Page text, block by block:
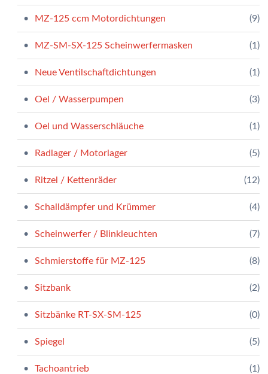
MZ-125 ccm Motordichtungen (9)
MZ-SM-SX-125 Scheinwerfermasken (1)
Neue Ventilschaftdichtungen (1)
Oel / Wasserpumpen (3)
Oel und Wasserschläuche (1)
Radlager / Motorlager (5)
Ritzel / Kettenräder (12)
Schalldämpfer und Krümmer (4)
Scheinwerfer / Blinkleuchten (7)
Schmierstoffe für MZ-125 (8)
Sitzbank (2)
Sitzbänke RT-SX-SM-125 (0)
Spiegel (5)
Tachoantrieb (1)